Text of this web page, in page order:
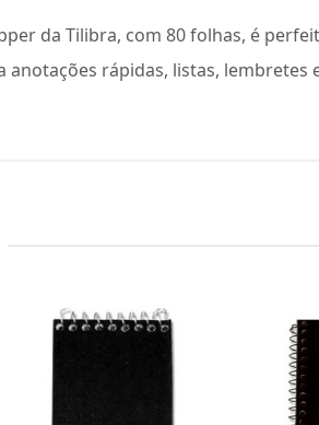
da Tilibra, com 80 folhas, é
anotações rápidas, listas,